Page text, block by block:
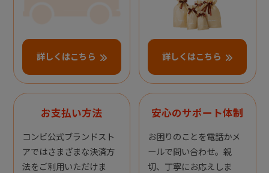
詳しくはこちら 詳しくはこちら
お支払い方法
コンビ公式ブランドスト
アではさまざまな決済方
法をご利用いただけま
安心のサポート体制
お困りのことを電話かメ
ールで問い合わせ。親
切、丁寧にお応えしま